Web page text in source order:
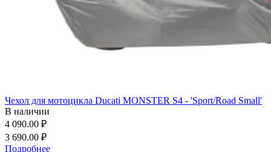
Чехол для мотоцикла Ducati MONSTER S4 - 'Sport/Road Small'
В наличии
4 090.00 ₽
3 690.00 ₽
Подробнее